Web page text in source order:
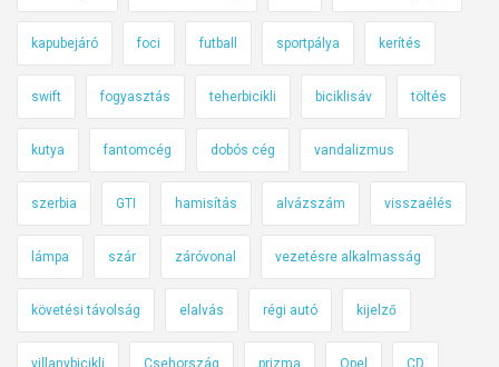
kapubejáró foci futball sportpálya kerítés
swift fogyasztás teherbicikli biciklisáv töltés
kutya fantomcég dobós cég vandalizmus
szerbia GTI hamisítás alvázszám visszaélés
lámpa szár záróvonal vezetésre alkalmasság
követési távolság elalvás régi autó kijelző
villanybicikli Csehország prizma Opel CD